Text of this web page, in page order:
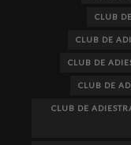
CLUB
CLUB DE
CLUB DE
CLUB DE
CLUB DE